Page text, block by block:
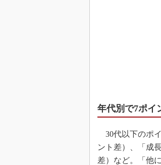
年代別で7ポイ
30代以下のポ
ント差）、「成
差）など。「他